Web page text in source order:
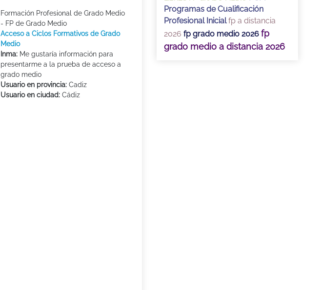
Formación Profesional de Grado Medio
- FP de Grado Medio
Acceso a Ciclos Formativos de Grado
Medio
Inma:Me gustaría información para
presentarme a la prueba de acceso a
grado medio
Usuario en provincia:Cadiz
Usuario en ciudad:Cádiz
Programas de Cualificación
Profesional Inicial fp a distancia
2026 fp grado medio 2026 fp
grado medio a distancia 2026